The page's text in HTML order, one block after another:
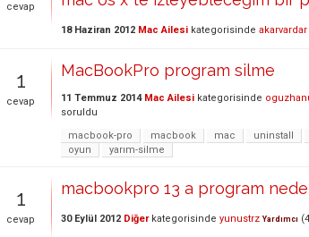
cevap
18 Haziran 2012 Mac Ailesi kategorisinde akarvardar
1
cevap
MacBookPro program silme
11 Temmuz 2014 Mac Ailesi kategorisinde
soruldu
macbook-pro
macbook mac uninstall
oyun
yarım-silme
1
cevap
macbookpro 13 a program
30 Eylül 2012 Diğerkategorisinde yunustrz Yardımcı (